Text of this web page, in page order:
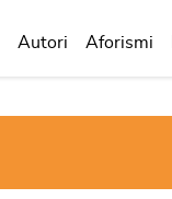
Autori Aforismi